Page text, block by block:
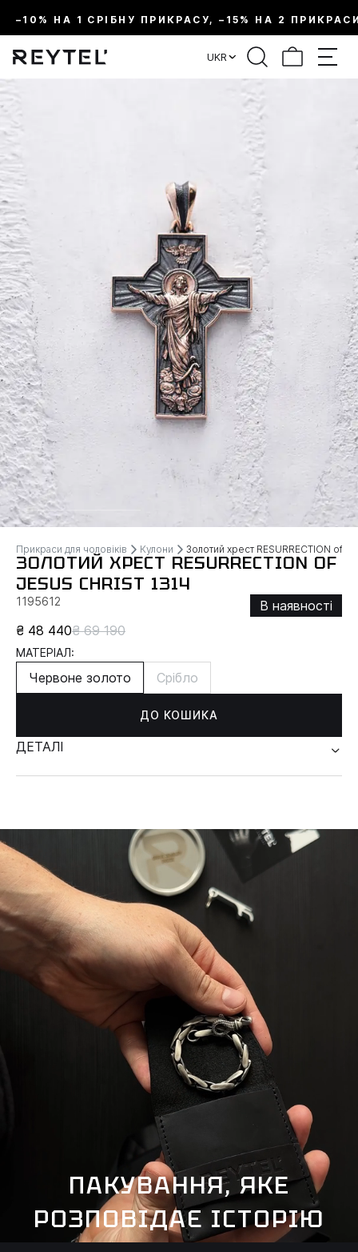
–10% НА 1 СРІБНУ ПРИКРАСУ, –15% НА 2
UKR
Прикраси для чоловіків Кулони Золотий хрест RESURRECTION of
ЗОЛОТИЙ ХРЕСТ RESURRECTION OF
JESUS CHRIST 1314
1195612
В наявності
₴ 48 440₴ 69 190
МАТЕРІАЛ:
Червоне золото Срібло
ДО КОШИКА
ДЕТАЛІ
ПАКУВАННЯ, ЯКЕ
РОЗПОВІДАЄ ІСТОРІЮ